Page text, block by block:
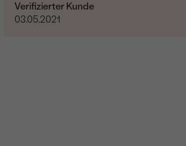
Verifizierter Kunde
03.05.2021